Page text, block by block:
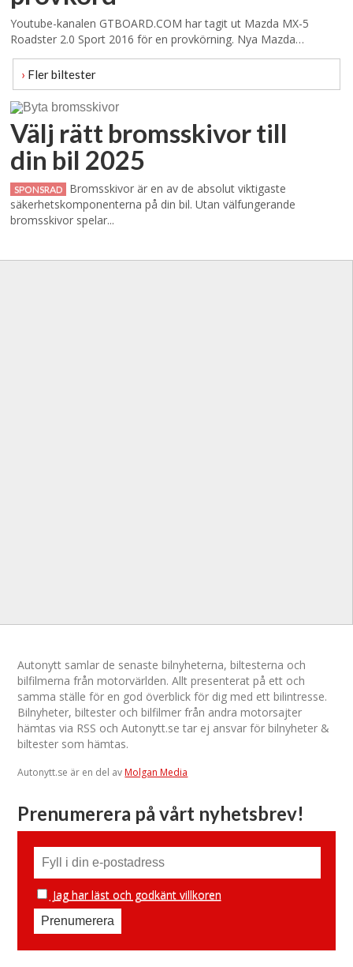
Youtube-kanalen GTBOARD.COM har tagit ut Mazda MX-5
Roadster 2.0 Sport 2016 för en provkörning. Nya Mazda…
› Fler biltester
Välj rätt bromsskivor till
din bil 2025
SPONSRAD
Bromsskivor är en av de absolut viktigaste
säkerhetskomponenterna på din bil. Utan välfungerande
bromsskivor spelar...
Autonytt samlar de senaste bilnyheterna, biltesterna och
bilfilmerna från motorvärlden. Allt presenterat på ett och
samma ställe för en god överblick för dig med ett bilintresse.
Bilnyheter, biltester och bilfilmer från andra motorsajter
hämtas via RSS och Autonytt.se tar ej ansvar för bilnyheter &
biltester som hämtas.
Autonytt.se är en del avMolgan Media
Prenumerera på vårt nyhetsbrev!
Jag har läst och godkänt villkoren